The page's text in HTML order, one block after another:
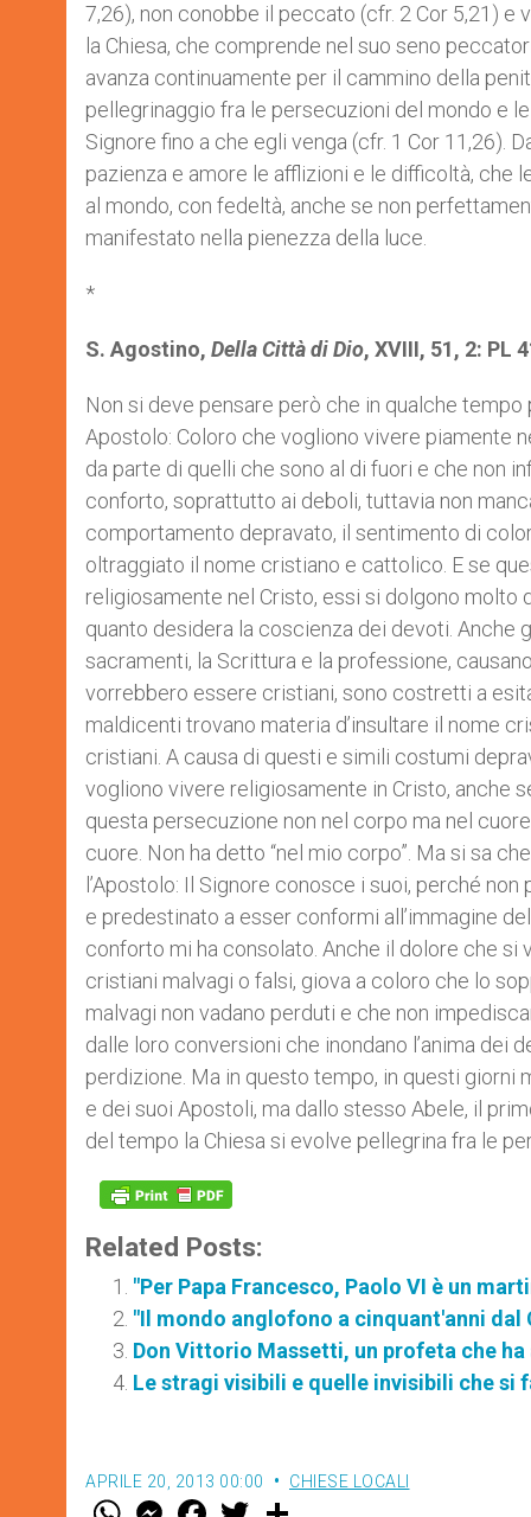
7,26), non conobbe il peccato (cfr. 2 Cor 5,21)
la Chiesa, che comprende nel suo seno
avanza continuamente per il cammino della
pellegrinaggio fra le persecuzioni del mondo e
Signore fino a che egli venga (cfr. 1 Cor 11,26).
pazienza e amore le afflizioni e le difficoltà, che
al mondo, con fedeltà, anche se non
manifestato nella pienezza della luce.
*
S. Agostino, Della Città di Dio, XVIII, 51, 2: PL
Non si deve pensare però che in qualche
Apostolo: Coloro che vogliono vivere piamente
da parte di quelli che sono al di fuori e che non
conforto, soprattutto ai deboli, tuttavia non
comportamento depravato, il sentimento di
oltraggiato il nome cristiano e cattolico. E se
religiosamente nel Cristo, essi si dolgono
quanto desidera la coscienza dei devoti. Anche
sacramenti, la Scrittura e la professione,
vorrebbero essere cristiani, sono costretti a
maldicenti trovano materia d’insultare il nome
cristiani. A causa di questi e simili costumi
vogliono vivere religiosamente in Cristo, anche
questa persecuzione non nel corpo ma nel
cuore. Non ha detto “nel mio corpo”. Ma si sa
l’Apostolo: Il Signore conosce i suoi, perché
e predestinato a esser conformi all’immagine
conforto mi ha consolato. Anche il dolore che
cristiani malvagi o falsi, giova a coloro che lo
malvagi non vadano perduti e che non
dalle loro conversioni che inondano l’anima dei
perdizione. Ma in questo tempo, in questi giorni
e dei suoi Apostoli, ma dallo stesso Abele, il
del tempo la Chiesa si evolve pellegrina fra le
Related Posts:
"Per Papa Francesco, Paolo VI è un
"Il mondo anglofono a cinquant'anni dal
Don Vittorio Massetti, un profeta che
Le stragi visibili e quelle invisibili che si
APRILE 20, 2013 00:00 CHIESE LOCALI
W M F